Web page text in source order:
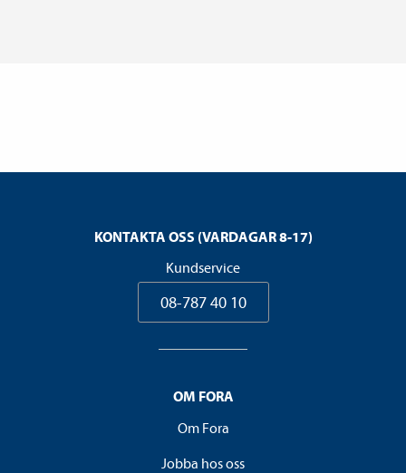
KONTAKTA OSS (VARDAGAR 8-17)
Kundservice
08-787 40 10
OM FORA
Om Fora
Jobba hos oss